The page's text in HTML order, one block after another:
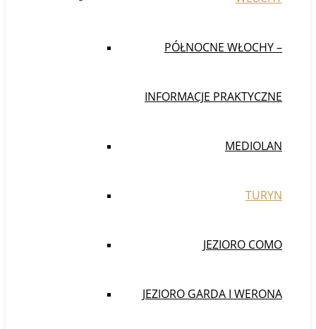
PÓŁNOCNE WŁOCHY –
INFORMACJE PRAKTYCZNE
MEDIOLAN
TURYN
JEZIORO COMO
JEZIORO GARDA I WERONA